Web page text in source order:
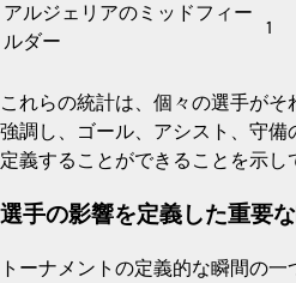
アルジェリアのミッドフィー
ルダー
1
これらの統計は、個々の選手が
強調し、ゴール、アシスト、守
定義することができることを示し
選手の影響を定義した重要
トーナメントの定義的な瞬間の